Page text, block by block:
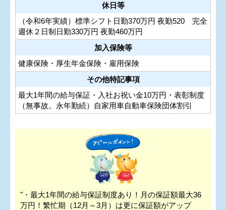
休日等
（令和6年実績）標準シフト日勤370万円 夜勤520 完全
週休２日制日勤330万円 夜勤460万円
加入保険等
健康保険・厚生年金保険・雇用保険
その他特記事項
最大1年間の給与保証・入社お祝い金10万円・表彰制度
（無事故。永年勤続）自家用車自動車保険団体割引
"・最大1年間の給与保証制度あり！月の保証額最大36
万円！繁忙期（12月～3月）は更に保証額がアップ